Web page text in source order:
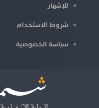
للإشهار
شروط الاستخدام
سياسة الخصوصية